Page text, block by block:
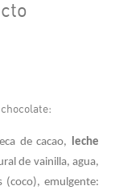
de cacao, leche
de vainilla, agua,
(coco), emulgente: